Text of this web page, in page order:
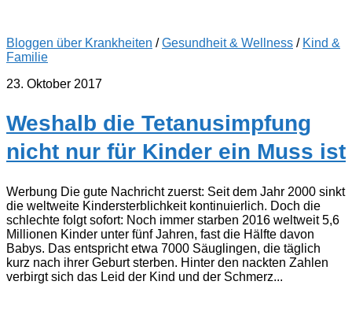
Bloggen über Krankheiten /Gesundheit & Wellness / Kind &
Familie
23. Oktober 2017
Weshalb die Tetanusimpfung
nicht nur für Kinder ein Muss ist
Werbung Die gute Nachricht zuerst: Seit dem Jahr 2000 sinkt
die weltweite Kindersterblichkeit kontinuierlich. Doch die
schlechte folgt sofort: Noch immer starben 2016 weltweit 5,6
Millionen Kinder unter fünf Jahren, fast die Hälfte davon
Babys. Das entspricht etwa 7000 Säuglingen, die täglich
kurz nach ihrer Geburt sterben. Hinter den nackten Zahlen
verbirgt sich das Leid der Kind und der Schmerz...